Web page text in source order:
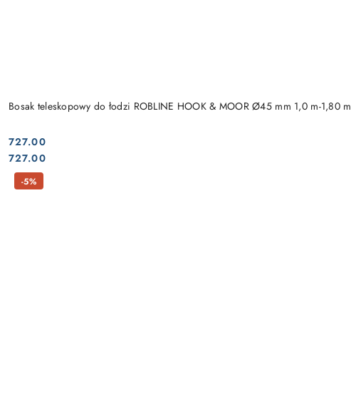
Bosak teleskopowy do łodzi ROBLINE HOOK & MOOR Ø45 mm 1,0 m-1,80 m
Cena:
727.00
Cena:
727.00
-5%